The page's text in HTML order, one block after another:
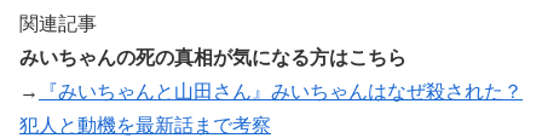
関連記事
みいちゃんの死の真相が気になる方はこちら
→
『みいちゃんと山田さん』みいちゃんはなぜ殺された？
犯人と動機を最新話まで考察